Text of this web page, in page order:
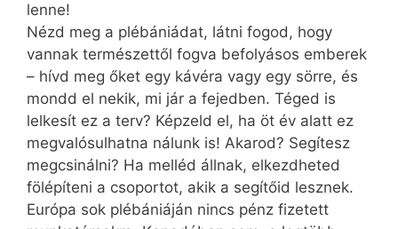
lenne!
Nézd meg a plébániádat, látni fogod, hogy
vannak természettől fogva befolyásos emberek
– hívd meg őket egy kávéra vagy egy sörre, és
mondd el nekik, mi jár a fejedben. Téged is
lelkesít ez a terv? Képzeld el, ha öt év alatt ez
megvalósulhatna nálunk is! Akarod? Segítesz
megcsinálni? Ha melléd állnak, elkezdheted
fölépíteni a csoportot, akik a segítőid lesznek.
Európa sok plébániáján nincs pénz fizetett